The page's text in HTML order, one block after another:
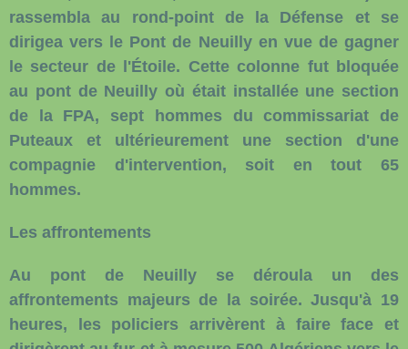
rassembla au rond-point de la Défense et se
dirigea vers le Pont de Neuilly en vue de gagner
le secteur de l'Étoile. Cette colonne fut bloquée
au pont de Neuilly où était installée une section
de la FPA, sept hommes du commissariat de
Puteaux et ultérieurement une section d'une
compagnie d'intervention, soit en tout 65
hommes.
Les affrontements
Au pont de Neuilly se déroula un des
affrontements majeurs de la soirée. Jusqu'à 19
heures, les policiers arrivèrent à faire face et